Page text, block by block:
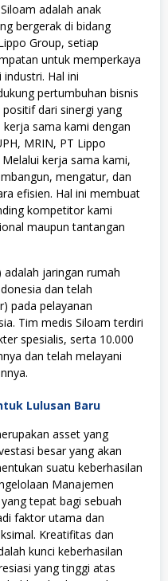
adalah anak
bergerak di bidang
Group, setiap
untuk memperkaya
Hal ini
pertumbuhan bisnis
dari sinergi yang
sama kami dengan
MRIN, PT Lippo
kerja sama kami,
mengatur, dan
efisien. Hal ini membuat
kompetitor kami
maupun tantangan
jaringan rumah
dan telah
pada pelayanan
Tim medis Siloam terdiri
spesialis, serta 10.000
dan telah melayani
Lulusan Baru
asset yang
besar yang akan
suatu keberhasilan
Manajemen
tepat bagi sebuah
faktor utama dan
Kreatifitas dan
kunci keberhasilan
yang tinggi atas